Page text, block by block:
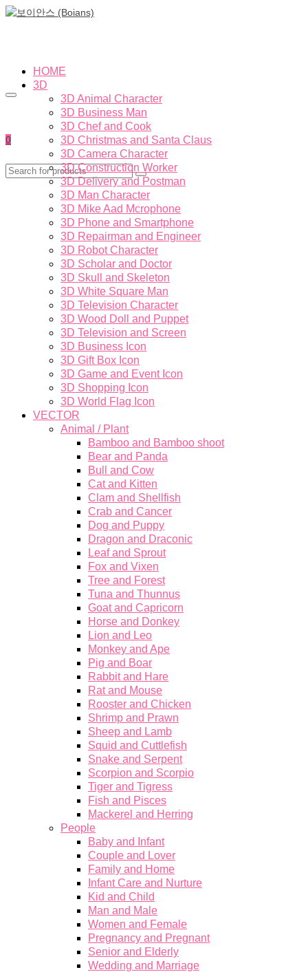
0
HOME
3D
3D Animal Character
3D Business Man
3D Chef and Cook
3D Christmas and Santa Claus
3D Camera Character
3D Construction Worker
3D Delivery and Postman
3D Man Character
3D Mike Aad Mcrophone
3D Phone and Smartphone
3D Repairman and Engineer
3D Robot Character
3D Scholar and Doctor
3D Skull and Skeleton
3D White Square Man
3D Television Character
3D Wood Doll and Puppet
3D Television and Screen
3D Business Icon
3D Gift Box Icon
3D Game and Event Icon
3D Shopping Icon
3D World Flag Icon
VECTOR
Animal / Plant
Bamboo and Bamboo shoot
Bear and Panda
Bull and Cow
Cat and Kitten
Clam and Shellfish
Crab and Cancer
Dog and Puppy
Dragon and Draconic
Leaf and Sprout
Fox and Vixen
Tree and Forest
Tuna and Thunnus
Goat and Capricorn
Horse and Donkey
Lion and Leo
Monkey and Ape
Pig and Boar
Rabbit and Hare
Rat and Mouse
Rooster and Chicken
Shrimp and Prawn
Sheep and Lamb
Squid and Cuttlefish
Snake and Serpent
Scorpion and Scorpio
Tiger and Tigress
Fish and Pisces
Mackerel and Herring
People
Baby and Infant
Couple and Lover
Family and Home
Infant Care and Nurture
Kid and Child
Man and Male
Women and Female
Pregnancy and Pregnant
Senior and Elderly
Wedding and Marriage